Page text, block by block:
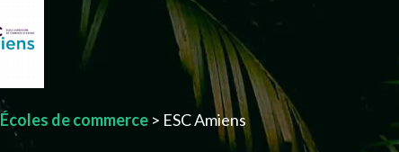
Écoles de commerce > ESC Amiens